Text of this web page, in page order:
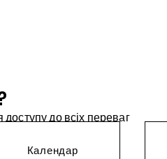
до всіх переваг
Календар